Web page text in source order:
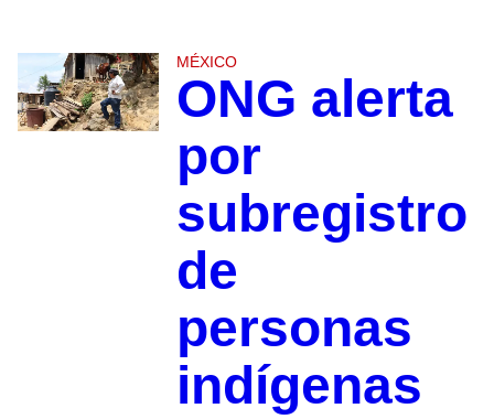
MÉXICO
ONG alerta
por
subregistro
de
personas
indígenas